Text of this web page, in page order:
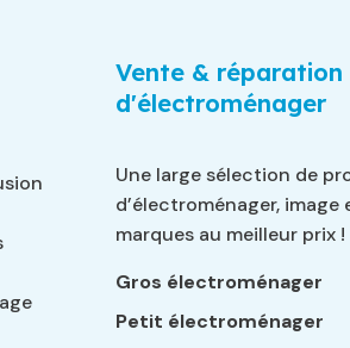
Vente & réparation
d'électroménager
Une large sélection de
d’électroménager,
marques au meilleur prix !
Gros électroménager
Petit électroménager